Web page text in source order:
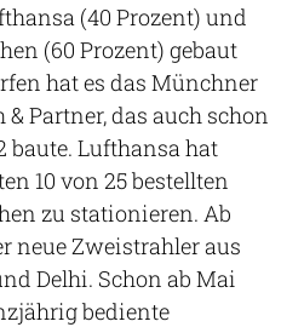
(40 Prozent) und
(60 Prozent) gebaut
hat es das Münchner
Partner, das auch schon
Lufthansa hat
10 von 25 bestellten
zu stationieren. Ab
neue Zweistrahler aus
Delhi. Schon ab Mai
bediente